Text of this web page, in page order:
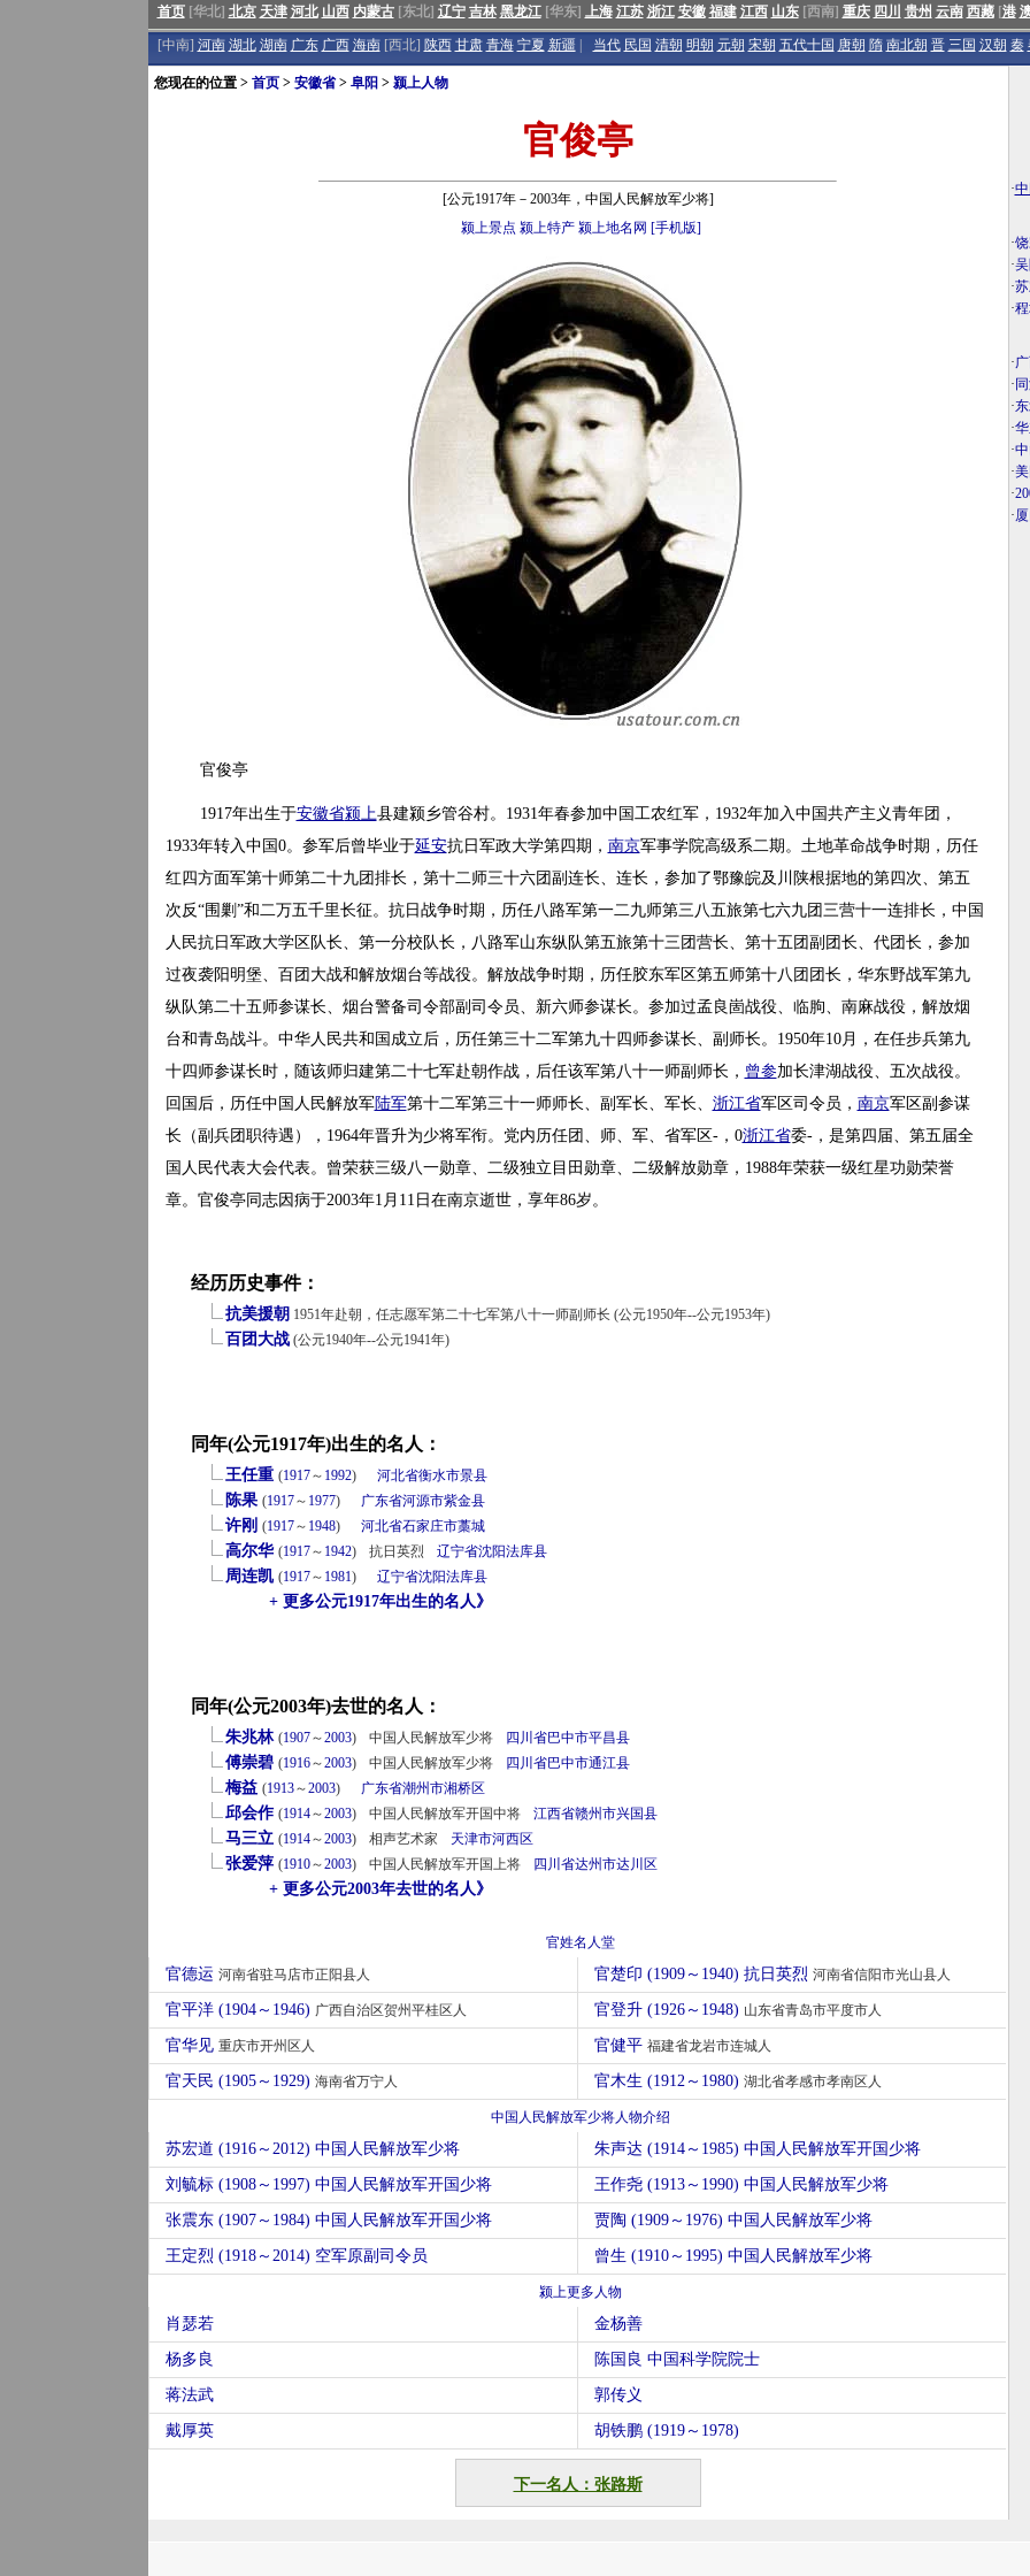
首页[华北] 北京 天津 河北 山西 内蒙古[东北] 辽宁 吉林 黑龙江[华东] 上海 江苏 浙江 安徽 福建 江西 山东[西南] 重庆 四川 贵州 云南 西藏[港
[中南] 河南 湖北 湖南 广东 广西 海南[西北] 陕西 甘肃 青海 宁夏 新疆 当代 民国 清朝 明朝 元朝 宋朝 五代十国 唐朝 隋 南北朝 晋 三国 汉朝 秦
您现在的位置 > 首页> 安徽省> 阜阳 > 颍上人物
官俊亭
[公元1917年－2003年，中国人民解放军少将]
颍上景点 颍上特产 颍上地名网 [手机版]
官俊亭
1917年出生于安徽省颍上县建颍乡管谷村。1931年春参加中国工农红军，1932年加入中国共产主义青年团，
1933年转入中国0。参军后曾毕业于延安抗日军政大学第四期， 南京军事学院高级系二期。土地革命战争时期，历任
红四方面军第十师第二十九团排长，第十二师三十六团副连长、连长，参加了鄂豫皖及川陕根据地的第四次、第五
次反“围剿”和二万五千里长征。抗日战争时期，历任八路军第一二九师第三八五旅第七六九团三营十一连排长，中国
人民抗日军政大学区队长、第一分校队长，八路军山东纵队第五旅第十三团营长、第十五团副团长、代团长，参加
过夜袭阳明堡、百团大战和解放烟台等战役。解放战争时期，历任胶东军区第五师第十八团团长，华东野战军第九
纵队第二十五师参谋长、烟台警备司令部副司令员、新六师参谋长。参加过孟良崮战役、临朐、南麻战役，解放烟
台和青岛战斗。中华人民共和国成立后，历任第三十二军第九十四师参谋长、副师长。1950年10月，在任步兵第九
十四师参谋长时，随该师归建第二十七军赴朝作战，后任该军第八十一师副师长， 曾参加长津湖战役、五次战役。
回国后，历任中国人民解放军陆军第十二军第三十一师师长、副军长、军长、 浙江省军区司令员， 南京军区副参谋
长（副兵团职待遇），1964年晋升为少将军衔。党内历任团、师、军、省军区-，0浙江省委-，是第四届、第五届全
国人民代表大会代表。曾荣获三级八一勋章、二级独立目田勋章、二级解放勋章，1988年荣获一级红星功勋荣誉
章。官俊亭同志因病于2003年1月11日在南京逝世，享年86岁。
经历历史事件：
抗美援朝 1951年赴朝，任志愿军第二十七军第八十一师副师长 (公元1950年--公元1953年)
百团大战(公元1940年--公元1941年)
同年(公元1917年)出生的名人：
王任重 (1917～ 1992) 河北省衡水市景县
陈果 (1917～ 1977) 广东省河源市紫金县
许刚 (1917～ 1948) 河北省石家庄市藁城
高尔华 (1917～ 1942) 抗日英烈 辽宁省沈阳法库县
周连凯 (1917～ 1981) 辽宁省沈阳法库县
+ 更多公元1917年出生的名人》
同年(公元2003年)去世的名人：
朱兆林 (1907～2003) 中国人民解放军少将 四川省巴中市平昌县
傅崇碧 (1916～2003) 中国人民解放军少将 四川省巴中市通江县
梅益 (1913～2003) 广东省潮州市湘桥区
邱会作 (1914～2003) 中国人民解放军开国中将 江西省赣州市兴国县
马三立 (1914～2003) 相声艺术家 天津市河西区
张爱萍 (1910～2003) 中国人民解放军开国上将 四川省达州市达川区
+ 更多公元2003年去世的名人》
官姓名人堂
官德运 河南省驻马店市正阳县人 官楚印 (1909～1940) 抗日英烈 河南省信阳市光山县人
官平洋 (1904～1946) 广西自治区贺州平桂区人 官登升 (1926～1948) 山东省青岛市平度市人
官华见 重庆市开州区人 官健平 福建省龙岩市连城人
官天民 (1905～1929) 海南省万宁人 官木生 (1912～1980) 湖北省孝感市孝南区人
中国人民解放军少将人物介绍
苏宏道 (1916～2012) 中国人民解放军少将 朱声达 (1914～1985) 中国人民解放军开国少将
刘毓标 (1908～1997) 中国人民解放军开国少将 王作尧 (1913～1990) 中国人民解放军少将
张震东 (1907～1984) 中国人民解放军开国少将 贾陶 (1909～1976) 中国人民解放军少将
王定烈 (1918～2014) 空军原副司令员 曾生 (1910～1995) 中国人民解放军少将
颍上更多人物
肖瑟若 金杨善
杨多良 陈国良 中国科学院院士
蒋法武 郭传义
戴厚英 胡铁鹏 (1919～1978)
下一名人：张路斯
·
·
·
·
·
·
·
·
·
·
·
·
·